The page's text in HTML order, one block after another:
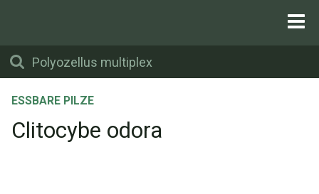
ESSBARE PILZE
Clitocybe odora